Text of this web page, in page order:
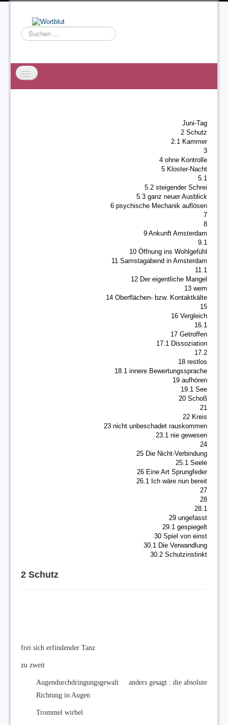
Suchen
...
Juni-Tag
2 Schutz
2.1 Kammer
3
4 ohne Kontrolle
5 Kloster-Nacht
5.1
5.2 steigender Schrei
5.3 ganz neuer Ausblick
6 psychische Mechanik auflösen
7
8
9 Ankunft Amsterdam
9.1
10 Öffnung ins Wohlgefühl
11 Samstagabend in Amsterdam
11.1
12 Der eigentliche Mangel
13 wem
14 Oberflächen- bzw. Kontaktkälte
15
16 Vergleich
16.1
17 Getroffen
17.1 Dissoziation
17.2
18 restlos
18.1 innere Bewertungssprache
19 aufhören
19.1 See
20 Schoß
21
22 Kreis
23 nicht unbeschadet rauskommen
23.1 nie gewesen
24
25 Die Nicht-Verbindung
25.1 Seele
26 Eine Art Sprungfeder
26.1 Ich wäre nun bereit
27
28
28.1
29 ungefasst
29.1 gespiegelt
30 Spiel von einst
30.1 Die Verwandlung
30.2 Schutzinstinkt
2 Schutz
frei sich erfindender Tanz
zu zweit
Augendurchdringungsgewalt anders gesagt : die absolute
Richtung in Augen
Trommel wirbel